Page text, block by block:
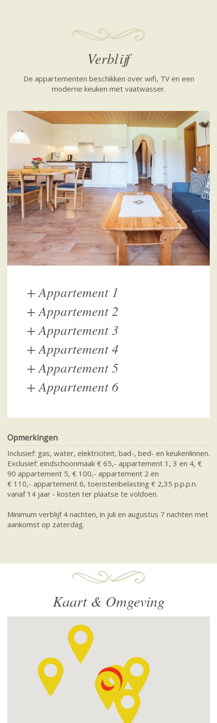
Verblijf
De appartementen beschikken over wifi, TV en een
moderne keuken met vaatwasser.
+Appartement 1
+Appartement 2
+Appartement 3
+Appartement 4
+Appartement 5
+Appartement 6
Opmerkingen
Inclusief: gas, water, elektriciteit, bad-, bed- en keukenlinnen.
Exclusief: eindschoonmaak € 65,- appartement 1, 3 en 4, €
90 appartement 5, € 100,- appartement 2 en
€ 110,- appartement 6, toeristenbelasting € 2,35 p.p.p.n.
vanaf 14 jaar - kosten ter plaatse te voldoen.
Minimum verblijf 4 nachten, in juli en augustus 7 nachten met
aankomst op zaterdag.
Kaart & Omgeving